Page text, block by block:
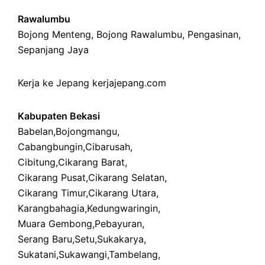
Rawalumbu
Bojong Menteng, Bojong Rawalumbu, Pengasinan,
Sepanjang Jaya
Kerja ke Jepang kerjajepang.com
Kabupaten Bekasi
Babelan,Bojongmangu,
Cabangbungin,Cibarusah,
Cibitung,Cikarang Barat,
Cikarang Pusat,Cikarang Selatan,
Cikarang Timur,Cikarang Utara,
Karangbahagia,Kedungwaringin,
Muara Gembong,Pebayuran,
Serang Baru,Setu,Sukakarya,
Sukatani,Sukawangi,Tambelang,